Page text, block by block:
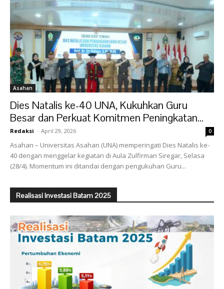
Asahan
Dies Natalis ke-40 UNA, Kukuhkan Guru
Besar dan Perkuat Komitmen Peningkatan...
Redaksi - April 29, 2026 0
Asahan – Universitas Asahan (UNA) memperingati Dies Natalis ke-
40 dengan menggelar kegiatan di Aula Zulfirman Siregar, Selasa
(28/4). Momentum ini ditandai dengan pengukuhan Guru...
Realisasi Investasi Batam 2025